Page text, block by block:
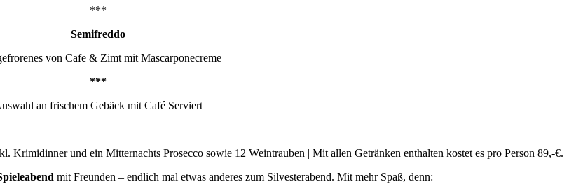
***
Semifreddo
von Cafe & Zimt mit Mascarponecreme
***
an frischem Gebäck mit Café Serviert
Krimidinner und ein Mitternachts Prosecco sowie 12 Weintrauben | Mit allen Getränken enthalten kostet es pro Person 89,-€.
mit Freunden – endlich mal etwas anderes zum Silvesterabend. Mit mehr Spaß, denn: